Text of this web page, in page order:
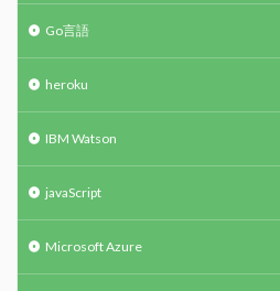
Go言語
heroku
IBM Watson
javaScript
Microsoft Azure